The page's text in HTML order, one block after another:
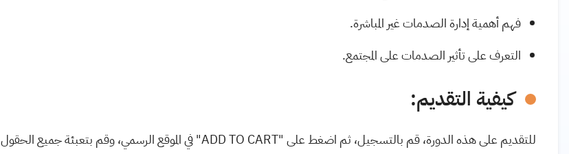
فهم أهمية إدارة الصدمات غير المباشرة.
التعرف على تأثير الصدمات على المجتمع.
كيفية التقديم:
للتقديم على هذه الدورة، قم بالتسجيل، ثم اضغط على "ADD TO CART" في الموقع الرسمي، وقم بتعبئة جميع الحقول